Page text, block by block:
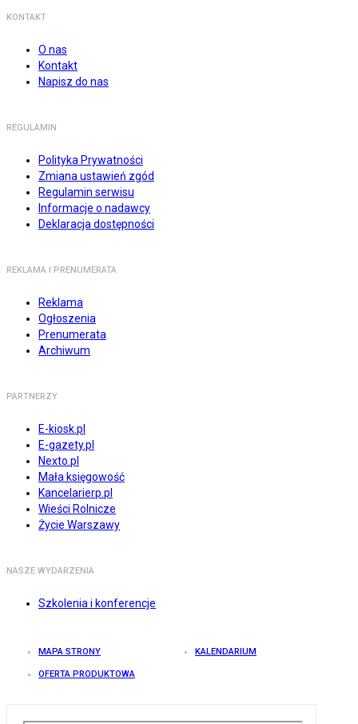
KONTAKT
O nas
Kontakt
Napisz do nas
REGULAMIN
Polityka Prywatności
Zmiana ustawień zgód
Regulamin serwisu
Informacje o nadawcy
Deklaracja dostępności
REKLAMA I PRENUMERATA
Reklama
Ogłoszenia
Prenumerata
Archiwum
PARTNERZY
E-kiosk.pl
E-gazety.pl
Nexto.pl
Mała księgowość
Kancelarierp.pl
Wieści Rolnicze
Życie Warszawy
NASZE WYDARZENIA
Szkolenia i konferencje
MAPA STRONY KALENDARIUM
OFERTA PRODUKTOWA